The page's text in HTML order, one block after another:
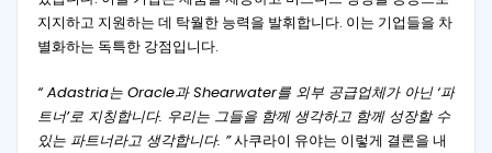
지지하고 지원하는 데 탁월한 능력을 발휘합니다. 이는 기업들을 차
별화하는 독특한 강점입니다.
“ Adastria는 Oracle과 Shearwater를 외부 공급업체가 아닌 ‘파
트너’로 지칭합니다. 우리는 그들을 함께 생각하고 함께 성장할 수
있는 파트너라고 생각합니다. ”사쿠라이 유야는 이렇게 결론을 내